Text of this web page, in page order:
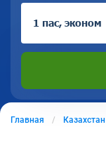
1 пас, эконом
Главная Казахстан